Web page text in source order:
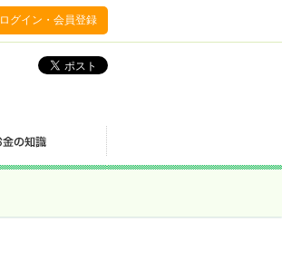
ログイン・会員登録